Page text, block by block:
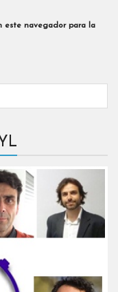
este navegador para la